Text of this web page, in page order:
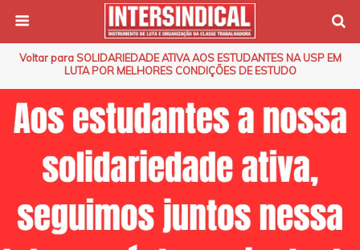
Voltar para SOLIDARIEDADE ATIVA AOS ESTUDANTES NA USP EM
LUTA POR MELHORES CONDIÇÕES DE ESTUDO